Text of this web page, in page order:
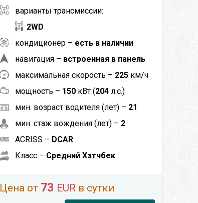
варианты трансмиссии:
2WD
кондиционер – есть в наличии
навигация – встроенная в панель
максимальная скорость – 225 км/ч
мощность – 150 кВт (204л.с.)
мин. возраст водителя (лет) – 21
мин. стаж вождения (лет) – 2
ACRISS – DCAR
Класс – Средний Хэтчбек
Цена от 73 EUR в сутки